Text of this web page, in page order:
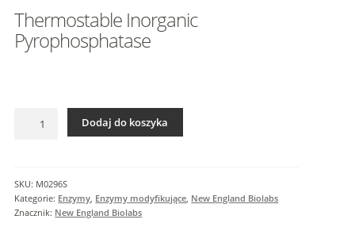
Thermostable Inorganic
Pyrophosphatase
Thermostable
Dodaj do koszyka
SKU: M0296S
Kategorie: Enzymy Enzymy modyfikujące New England Biolabs
Znacznik: New England Biolabs